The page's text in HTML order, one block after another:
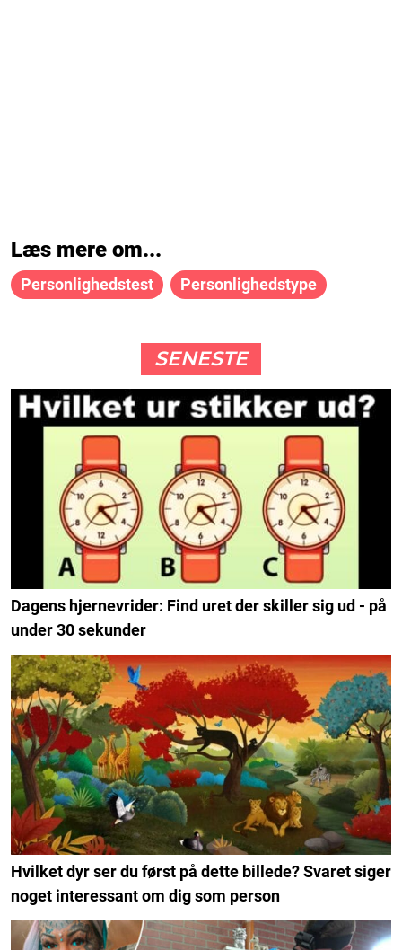
Læs mere om...
Personlighedstest Personlighedstype
SENESTE
Dagens hjernevrider: Find uret der skiller sig ud - på
under 30 sekunder
Hvilket dyr ser du først på dette billede? Svaret siger
noget interessant om dig som person